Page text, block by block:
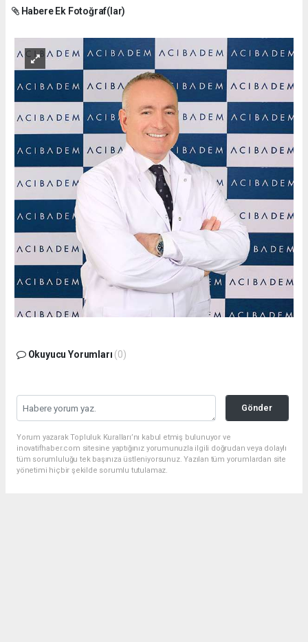
Habere Ek Fotoğraf(lar)
Okuyucu Yorumları (0)
Gönder
Yorum yazarak Topluluk Kuralları’nı kabul etmiş bulunuyor ve
inovatifhaber.com sitesine yaptığınız yorumunuzla ilgili doğrudan veya dolaylı
tüm sorumluluğu tek başınıza üstleniyorsunuz. Yazılan tüm yorumlardan site
yönetimi hiçbir şekilde sorumlu tutulamaz.